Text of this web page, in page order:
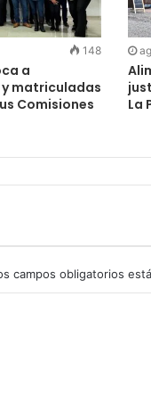
148
a
matriculadas
Comisiones
La
campos obligatorios